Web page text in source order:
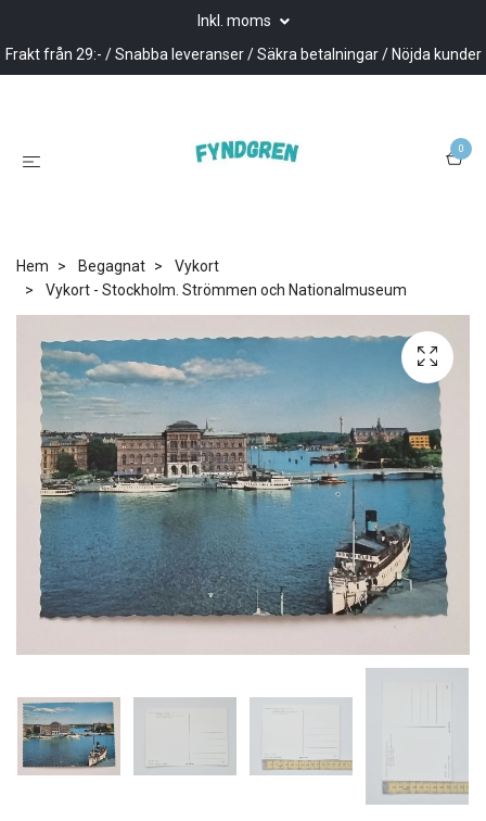
Inkl. moms
Frakt från 29:- / Snabba leveranser / Säkra betalningar / Nöjda kunder
0
Hem Begagnat
Vykort
Vykort - Stockholm. Strömmen och Nationalmuseum